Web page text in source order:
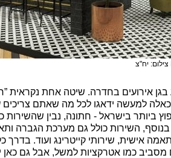
צילום: יח"צ
בגן אירועים בחדרה. שיטה אחת נקראית
כאלה למעשה ידאגו לכל מה שאתם
ביותר בישראל - חתונה, נבין שהשירות
בנוסף, השירות כולל גם מערכת הגברה
אישית, שירותי קייטרינג ועוד.
מסביב כמו אטרקציות למשל, אבל גם כאן